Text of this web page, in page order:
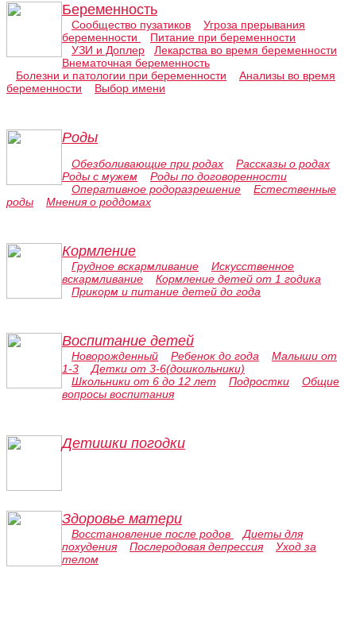
Беременность
Сообщество пузатиков
Угроза прерывания
беременности
Питание при беременности
УЗИ и Доплер
Лекарства во время беременности
Внематочная беременность
Болезни и патологии при беременности
Анализы во время
беременности
Выбор имени
Роды
Обезболивающие при родах
Рассказы о родах
Роды с мужем
Роды по договоренности
Оперативное родоразрешение
Естественные
роды
Мнения о роддомах
Кормление
Грудное вскармливание
Искусственное
вскармливание
Кормление детей от 1 годика
Прикорм и питание детей до года
Воспитание детей
Новорожденный Ребенок до года
Малыши от
1-3
Детки от 3-6(дошкольники)
Школьники от 6 до 12 лет
Подростки
Общие
вопросы воспитания
Детишки погодки
Здоровье матери
Восстановление после родов
Диеты для
похудения
Послеродовая депрессия
Уход за
телом